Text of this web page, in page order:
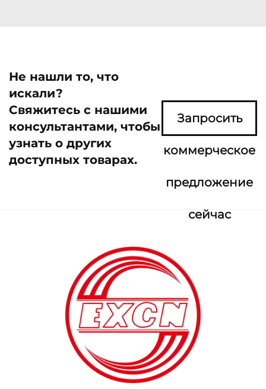
Не нашли то, что
искали?
Свяжитесь с нашими
консультантами, чтобы
узнать о других
доступных товарах.
Запросить
коммерческое
предложение
сейчас